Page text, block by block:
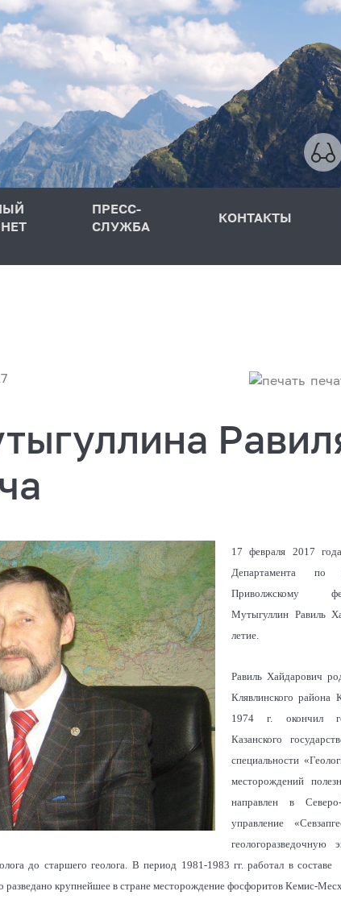
ПРЕСС-
СЛУЖБА
КОНТАКТЫ
17 февраля 2017 года
Департамента по
Приволжскому
Мутыгуллин Равиль
летие.
Равиль Хайдарович
Клявлинского района
1974 г. окончил
Казанского
специальности
месторождений
направлен в Северо-
управление
до старшего геолога. В период 1981-1983 гг. работал в составе
разведано крупнейшее в стране месторождение фосфоритов Кемис-